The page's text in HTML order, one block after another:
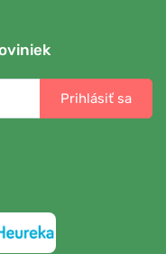
Prihlásiť sa